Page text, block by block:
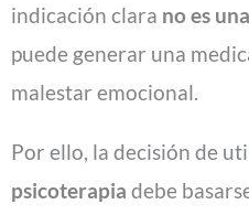
indicación clara no es
puede generar una
malestar emocional.
Por ello, la decisión de
psicoterapia debe